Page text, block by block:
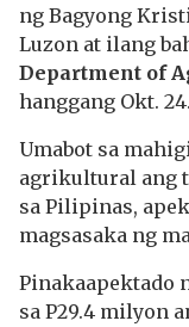
ng Bagyong
Luzon at ilang
Department of
hanggang Okt. 24.
Umabot sa
agrikultural ang
sa Pilipinas,
magsasaka ng
Pinakaapektado
sa P29.4 milyon